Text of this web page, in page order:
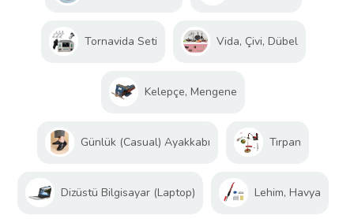
Tornavida Seti Vida, Çivi, Dübel
Kelepçe, Mengene
Günlük (Casual) Ayakkabı Tırpan
Dizüstü Bilgisayar (Laptop) Lehim, Havya